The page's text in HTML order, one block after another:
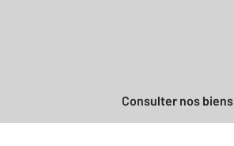
Consulter nos biens